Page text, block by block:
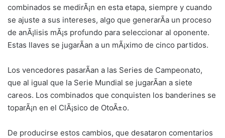
combinados se medirÃ¡n en esta etapa, siempre y cuando
se ajuste a sus intereses, algo que generarÃ­a un proceso
de anÃ¡lisis mÃ¡s profundo para seleccionar al oponente.
Estas llaves se jugarÃ­an a un mÃ¡ximo de cinco partidos.
Los vencedores pasarÃ­an a las Series de Campeonato,
que al igual que la Serie Mundial se jugarÃ­an a siete
careos. Los combinados que conquisten los banderines se
toparÃ¡n en el ClÃ¡sico de OtoÃ±o.
De producirse estos cambios, que desataron comentarios